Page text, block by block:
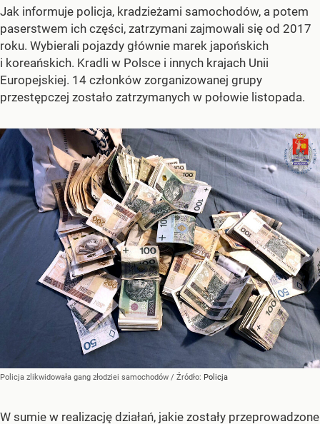
Jak informuje policja, kradzieżami samochodów, a potem
paserstwem ich części, zatrzymani zajmowali się od 2017
roku. Wybierali pojazdy głównie marek japońskich
i koreańskich. Kradli w Polsce i innych krajach Unii
Europejskiej. 14 członków zorganizowanej grupy
przestępczej zostało zatrzymanych w połowie listopada.
Policja zlikwidowała gang złodziei samochodów / Źródło: Policja
W sumie w realizację działań, jakie zostały przeprowadzone